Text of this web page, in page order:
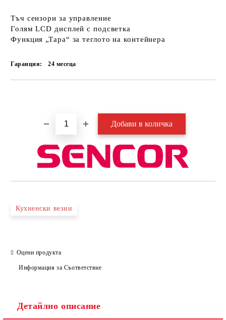
Тъч сензори за управление
Голям LCD дисплей с подсветка
Функция „Тара“ за теглото на контейнера
Гаранция: 24 месеца
Кухненски везни
Оцени продукта
Информация за Съответствие
Детайлно описание